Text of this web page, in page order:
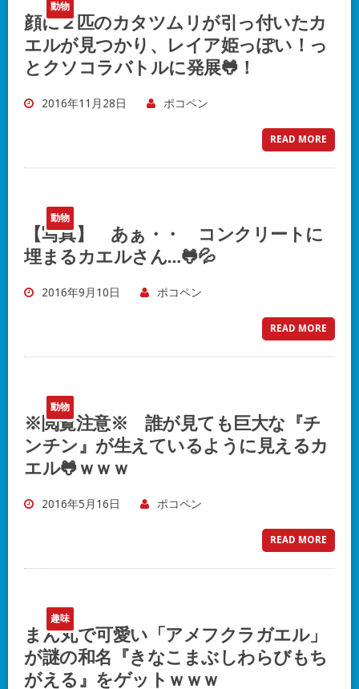
動物
顔に２匹のカタツムリが引っ付いたカ
エルが見つかり、レイア姫っぽい！っ
とクソコラバトルに発展🐸！
2016年11月28日 ポコペン
READ MORE
動物
【写真】 あぁ・・ コンクリートに
埋まるカエルさん…🐸💦
2016年9月10日 ポコペン
READ MORE
動物
※閲覧注意※ 誰が見ても巨大な『チ
ンチン』が生えているように見えるカ
エル🐸ｗｗｗ
2016年5月16日 ポコペン
READ MORE
趣味
まん丸で可愛い「アメフクラガエル」
が謎の和名『きなこまぶしわらびもち
がえる』をゲットｗｗｗ